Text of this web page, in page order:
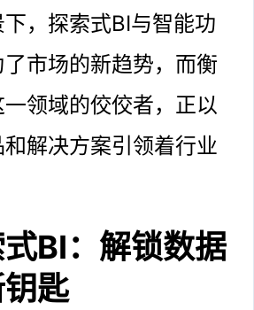
，探索式BI与智能功
市场的新趋势，而衡
领域的佼佼者，正以
解决方案引领着行业
BI：解锁数据
匙